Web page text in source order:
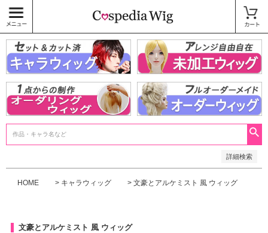
詳細検索
〜
商品タグ
キャラウィッグ
未加工ウィッグ
ベースウィッグ
衣装
SALE中
HOME キャラウィッグ 文豪とアルケミスト 風 ウィッグ
文豪とアルケミスト 風 ウィッグ